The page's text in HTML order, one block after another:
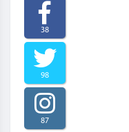
38
98
87